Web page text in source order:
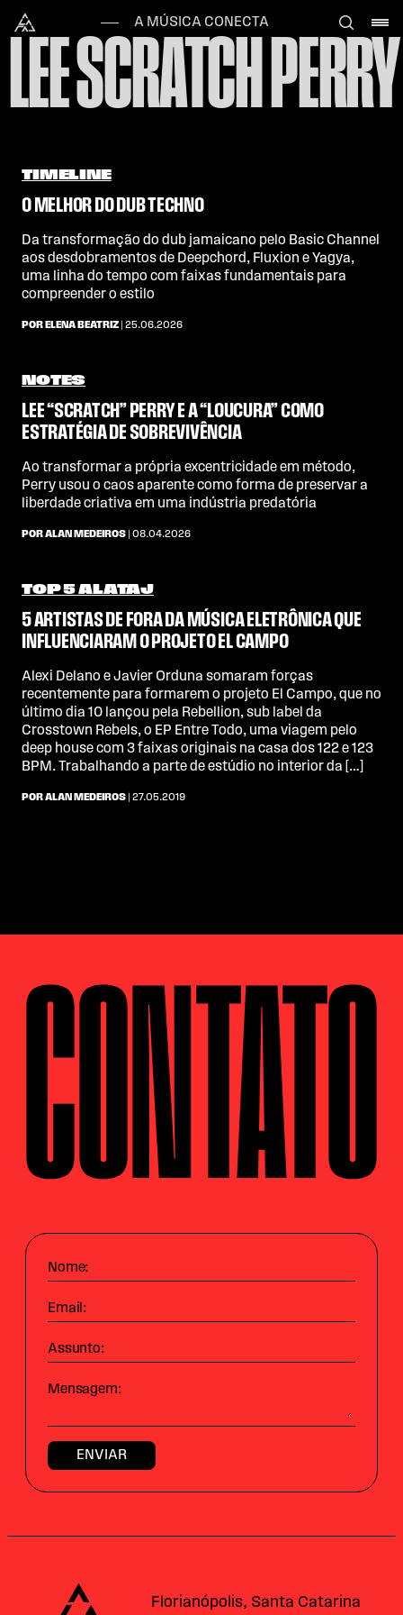
Alataj
A MÚSICA CONECTA
LEE SCRATCH PERRY
TIMELINE
O MELHOR DO DUB TECHNO
Da transformação do dub jamaicano pelo Basic Channel
aos desdobramentos de Deepchord, Fluxion e Yagya,
uma linha do tempo com faixas fundamentais para
compreender o estilo
POR ELENA BEATRIZ | 25.06.2026
NOTES
LEE “SCRATCH” PERRY E A “LOUCURA” COMO
ESTRATÉGIA DE SOBREVIVÊNCIA
Ao transformar a própria excentricidade em método,
Perry usou o caos aparente como forma de preservar a
liberdade criativa em uma indústria predatória
POR ALAN MEDEIROS | 08.04.2026
TOP 5 ALATAJ
5 ARTISTAS DE FORA DA MÚSICA ELETRÔNICA QUE
INFLUENCIARAM O PROJETO EL CAMPO
Alexi Delano e Javier Orduna somaram forças
recentemente para formarem o projeto El Campo, que no
último dia 10 lançou pela Rebellion, sub label da
Crosstown Rebels, o EP Entre Todo, uma viagem pelo
deep house com 3 faixas originais na casa dos 122 e 123
BPM. Trabalhando a parte de estúdio no interior da […]
POR ALAN MEDEIROS | 27.05.2019
CONTATO
Nome:
Email:
Assunto:
Mensagem:
Alataj
Florianópolis, Santa Catarina